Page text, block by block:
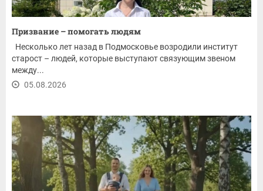
Призвание – помогать людям
Несколько лет назад в Подмосковье возродили институт
старост – людей, которые выступают связующим звеном
между...
05.08.2026